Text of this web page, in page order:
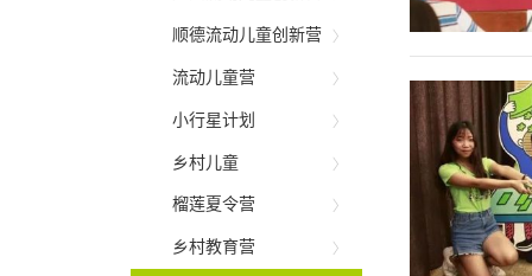
顺德流动儿童创新营
流动儿童营
小行星计划
乡村儿童
榴莲夏令营
乡村教育营